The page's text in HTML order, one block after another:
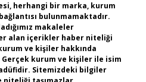
herhangi bir marka, kurum
bulunmamaktadır.
makaleler
alan içerikler haber niteliği
ve kişiler hakkında
Gerçek kurum ve kişiler ile isim
Sitemizdeki bilgiler